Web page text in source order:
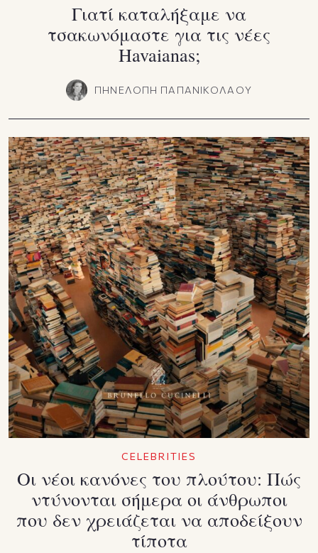
Γιατί καταλήξαμε να
τσακωνόμαστε για τις νέες
Havaianas;
ΠΗΝΕΛΟΠΗ ΠΑΠΑΝΙΚΟΛΑΟΥ
CELEBRITIES
Οι νέοι κανόνες του πλούτου: Πώς
ντύνονται σήμερα οι άνθρωποι
που δεν χρειάζεται να αποδείξουν
τίποτα